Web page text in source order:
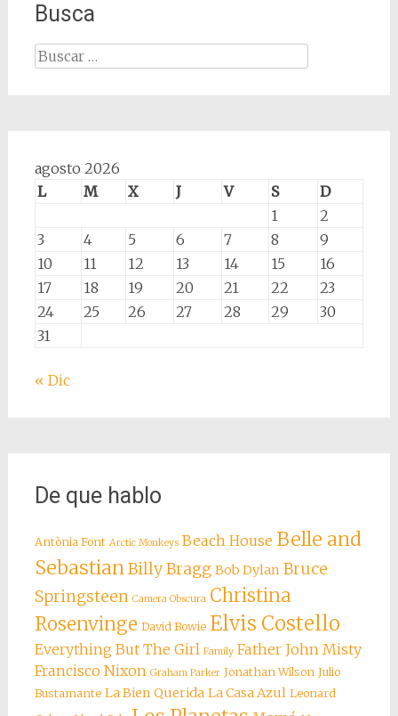
Busca
Buscar:
agosto 2026
L
M X J V S
D
1
2
3
4 5 6 7 8
9
10
11 12 13 14 15
16
17
18 19 20 21 22
23
24
25 26 27 28 29
30
31
« Dic
De que hablo
Antònia Font Arctic Monkeys Beach House Belle and
SebastianBilly Bragg Bob Dylan Bruce
Springsteen Camera Obscura Christina
Rosenvinge David Bowie Elvis Costello
Everything But The Girl Family Father John Misty
Francisco Nixon Graham Parker Jonathan Wilson Julio
Bustamante La Bien Querida La Casa Azul Leonard